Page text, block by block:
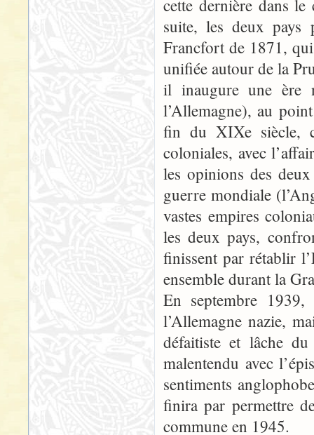
cette dernière dans
suite, les deux
Francfort de 1871,
unifiée autour de la
il inaugure une ère
l’Allemagne), au
fin du XIXe siècle,
coloniales, avec
les opinions des
guerre mondiale
vastes empires
les deux pays,
finissent par rétablir
ensemble durant la
En septembre 1939,
l’Allemagne nazie,
défaitiste et lâche
malentendu avec
sentiments
finira par permettre
commune en 1945.